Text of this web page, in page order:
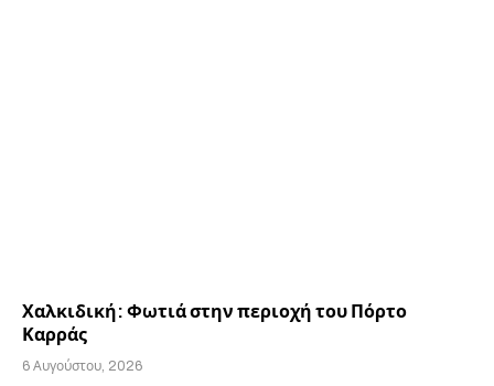
Χαλκιδική: Φωτιά στην περιοχή του Πόρτο
Καρράς
6 Αυγούστου, 2026